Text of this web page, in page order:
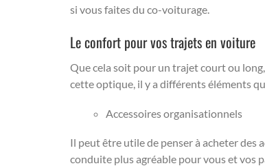
si vous faites du co-voiturage.
Le confort pour vos trajets en voiture
Que cela soit pour un trajet court ou
cette optique, il y a différents éléments
Accessoires organisationnels
Il peut être utile de penser à acheter des
conduite plus agréable pour vous et vos